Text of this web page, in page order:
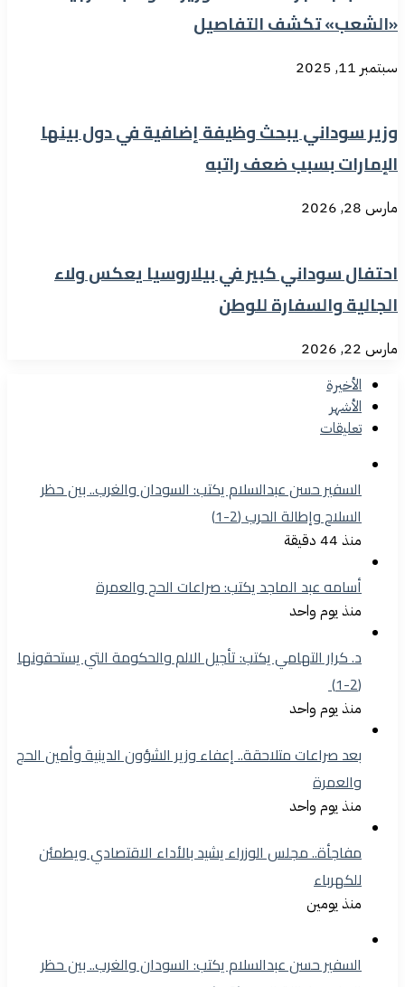
«الشعب» تكشف التفاصيل
سبتمبر 11, 2025
وزير سوداني يبحث وظيفة إضافية في دول بينها
الإمارات بسبب ضعف راتبه
مارس 28, 2026
احتفال سوداني كبير في بيلاروسيا يعكس ولاء
الجالية والسفارة للوطن
مارس 22, 2026
الأخيرة
الأشهر
تعليقات
السفير حسن عبدالسلام يكتب: السودان والغرب.. بين حظر
السلاح وإطالة الحرب (2-1)
منذ 44 دقيقة
أسامه عبد الماجد يكتب: صراعات الحج والعمرة
منذ يوم واحد
د. كرار التهامي يكتب: تأجيل الالم والحكومة التي يستحقونها
(2-1)
منذ يوم واحد
بعد صراعات متلاحقة.. إعفاء وزير الشؤون الدينية وأمين الحج
والعمرة
منذ يوم واحد
مفاجأة.. مجلس الوزراء يشيد بالأداء الاقتصادي ويطمئن
للكهرباء
منذ يومين
السفير حسن عبدالسلام يكتب: السودان والغرب.. بين حظر